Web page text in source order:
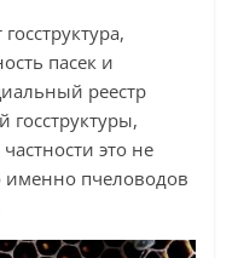
пасек и
реестр
госструктуры,
это не
именно пчеловодов